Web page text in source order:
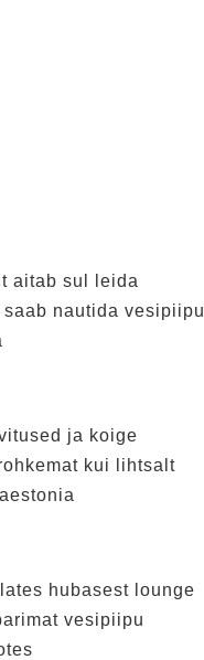
aitab sul leida
nautida vesipiipu
ja koige
kui lihtsalt
hubasest lounge
vesipiipu